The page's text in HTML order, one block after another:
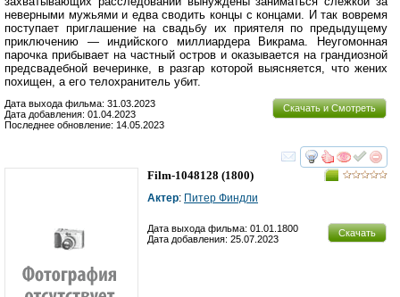
неверными мужьями и едва сводить концы с концами. И так вовремя
поступает приглашение на свадьбу их приятеля по предыдущему
приключению — индийского миллиардера Викрама. Неугомонная
парочка прибывает на частный остров и оказывается на грандиозной
предсвадебной вечеринке, в разгар которой выясняется, что жених
похищен, а его телохранитель убит.
Скачать и Смотреть
Дата выхода фильма: 31.03.2023
Дата добавления: 01.04.2023
Последнее обновление: 14.05.2023
смотреть
Film-1048128 (1800)
Актер: Питер Финдли
Скачать
Дата выхода фильма: 01.01.1800
Дата добавления: 25.07.2023